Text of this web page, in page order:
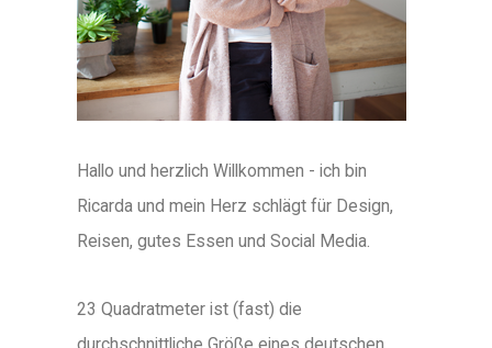
Hallo und herzlich Willkommen - ich bin
Ricarda und mein Herz schlägt für Design,
Reisen, gutes Essen und Social Media.
23 Quadratmeter ist (fast) die